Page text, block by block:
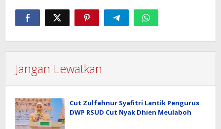
Jangan Lewatkan
Cut Zulfahnur Syafitri Lantik Pengurus
DWP RSUD Cut Nyak Dhien Meulaboh